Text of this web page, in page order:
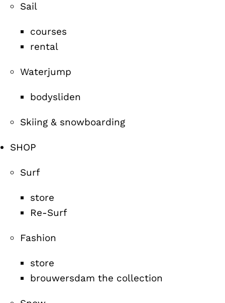
Sail
courses
rental
Waterjump
bodysliden
Skiing & snowboarding
SHOP
Surf
store
Re-Surf
Fashion
store
brouwersdam the collection